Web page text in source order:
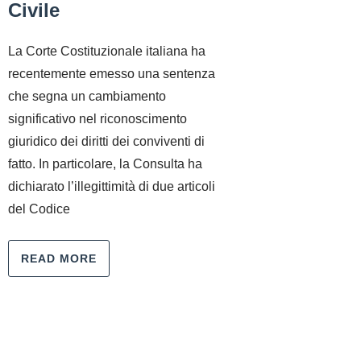
Civile
La Corte Costituzionale italiana ha
recentemente emesso una sentenza
che segna un cambiamento
significativo nel riconoscimento
giuridico dei diritti dei conviventi di
fatto. In particolare, la Consulta ha
dichiarato l’illegittimità di due articoli
del Codice
READ MORE